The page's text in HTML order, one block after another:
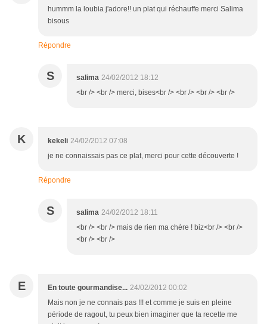
hummm la loubia j'adore!! un plat qui réchauffe merci Salima
bisous
Répondre
S salima 24/02/2012 18:12
<br /> <br /> merci, bises<br /> <br /> <br /> <br />
K kekeli 24/02/2012 07:08
je ne connaissais pas ce plat, merci pour cette découverte !
Répondre
S salima 24/02/2012 18:11
<br /> <br /> mais de rien ma chère ! biz<br /> <br />
<br /> <br />
E En toute gourmandise... 24/02/2012 00:02
Mais non je ne connais pas !!! et comme je suis en pleine
période de ragout, tu peux bien imaginer que ta recette me